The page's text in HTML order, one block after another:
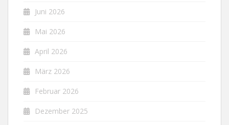
Juni 2026
Mai 2026
April 2026
März 2026
Februar 2026
Dezember 2025